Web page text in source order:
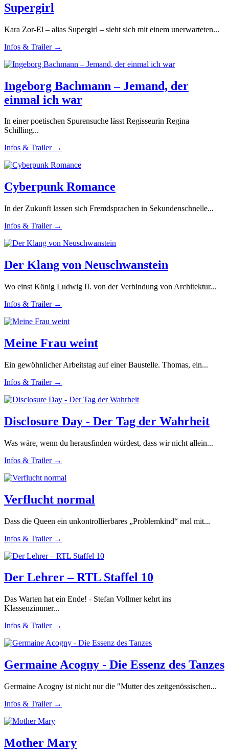
Supergirl
Kara Zor-El – alias Supergirl – sieht sich mit einem unerwarteten...
Infos & Trailer →
Ingeborg Bachmann – Jemand, der
einmal ich war
In einer poetischen Spurensuche lässt Regisseurin Regina
Schilling...
Infos & Trailer →
Cyberpunk Romance
In der Zukunft lassen sich Fremdsprachen in Sekundenschnelle...
Infos & Trailer →
Der Klang von Neuschwanstein
Wo einst König Ludwig II. von der Verbindung von Architektur...
Infos & Trailer →
Meine Frau weint
Ein gewöhnlicher Arbeitstag auf einer Baustelle. Thomas, ein...
Infos & Trailer →
Disclosure Day - Der Tag der Wahrheit
Was wäre, wenn du herausfinden würdest, dass wir nicht allein...
Infos & Trailer →
Verflucht normal
Dass die Queen ein unkontrollierbares „Problemkind“ mal mit...
Infos & Trailer →
Der Lehrer – RTL Staffel 10
Das Warten hat ein Ende! - Stefan Vollmer kehrt ins
Klassenzimmer...
Infos & Trailer →
Germaine Acogny - Die Essenz des Tanzes
Germaine Acogny ist nicht nur die "Mutter des zeitgenössischen...
Infos & Trailer →
Mother Mary